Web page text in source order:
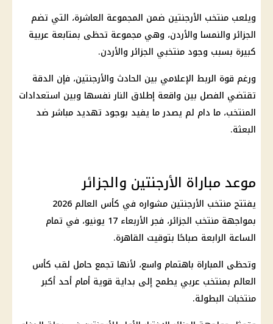
ويلعب منتخب الأرجنتين ضمن المجموعة العاشرة، التي تضم
الجزائر والنمسا والأردن، وهي مجموعة تحظى بمتابعة عربية
كبيرة بسبب وجود منتخبي الجزائر والأردن.
ورغم قوة الربط الإعلامي بين الحادث والأرجنتين، فإن الدقة
تقتضي الفصل بين واقعة إطلاق النار نفسها وبين استعدادات
المنتخب، ما دام لم يصدر ما يفيد بوجود تهديد مباشر ضد
البعثة.
موعد مباراة الأرجنتين والجزائر
يفتتح منتخب الأرجنتين مشواره في كأس العالم 2026
بمواجهة منتخب الجزائر، فجر الأربعاء 17 يونيو، في تمام
الساعة الرابعة صباحًا بتوقيت القاهرة.
وتحظى المباراة باهتمام واسع، لأنها تجمع حامل لقب كأس
العالم بمنتخب عربي يطمح إلى بداية قوية أمام أحد أكبر
منتخبات البطولة.